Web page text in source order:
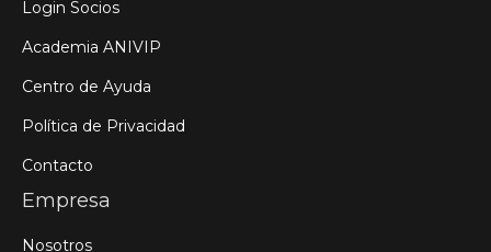
Login Socios
Academia ANIVIP
Centro de Ayuda
Política de Privacidad
Contacto
Empresa
Nosotros